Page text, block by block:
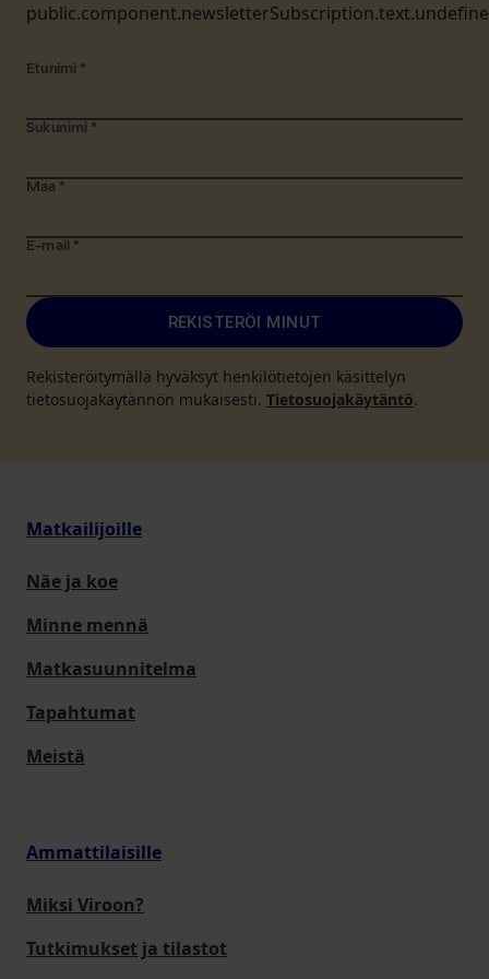
Etunimi *
Sukunimi *
Maa *
E-mail *
REKISTERÖI MINUT
Rekisteröitymällä hyväksyt henkilötietojen käsittelyn
tietosuojakäytännön mukaisesti. Tietosuojakäytäntö.
Matkailijoille
Näe ja koe
Minne mennä
Matkasuunnitelma
Tapahtumat
Meistä
Ammattilaisille
Miksi Viroon?
Tutkimukset ja tilastot